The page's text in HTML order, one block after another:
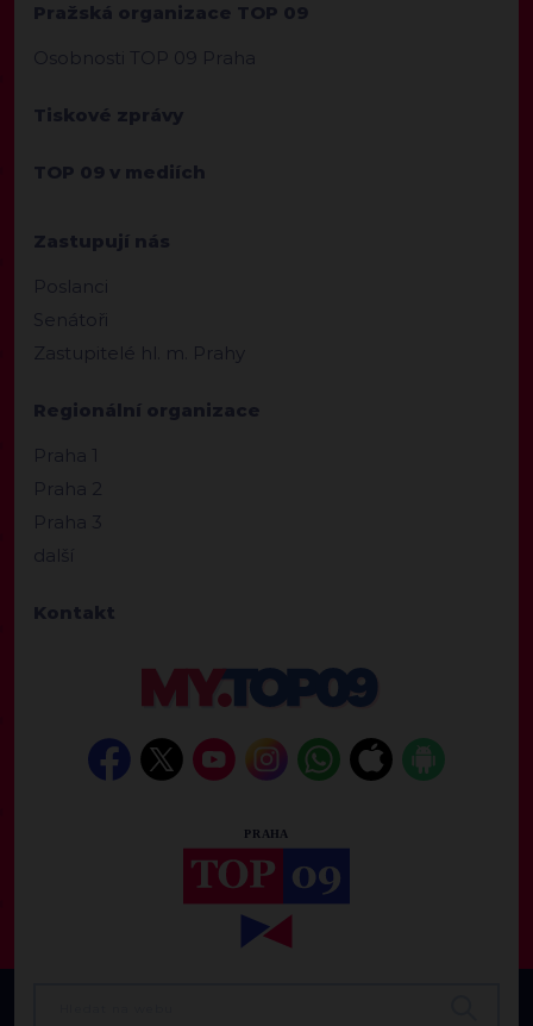
Pražská organizace TOP 09
Osobnosti TOP 09 Praha
Tiskové zprávy
TOP 09 v mediích
Zastupují nás
Poslanci
Senátoři
Zastupitelé hl. m. Prahy
Regionální organizace
Praha 1
Praha 2
Praha 3
další
Kontakt